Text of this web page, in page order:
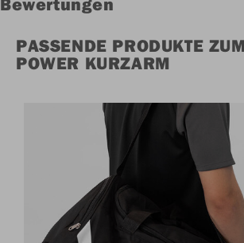
PASSENDE PRODUKTE
POWER KURZARM